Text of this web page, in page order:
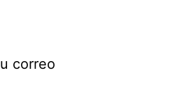
correo